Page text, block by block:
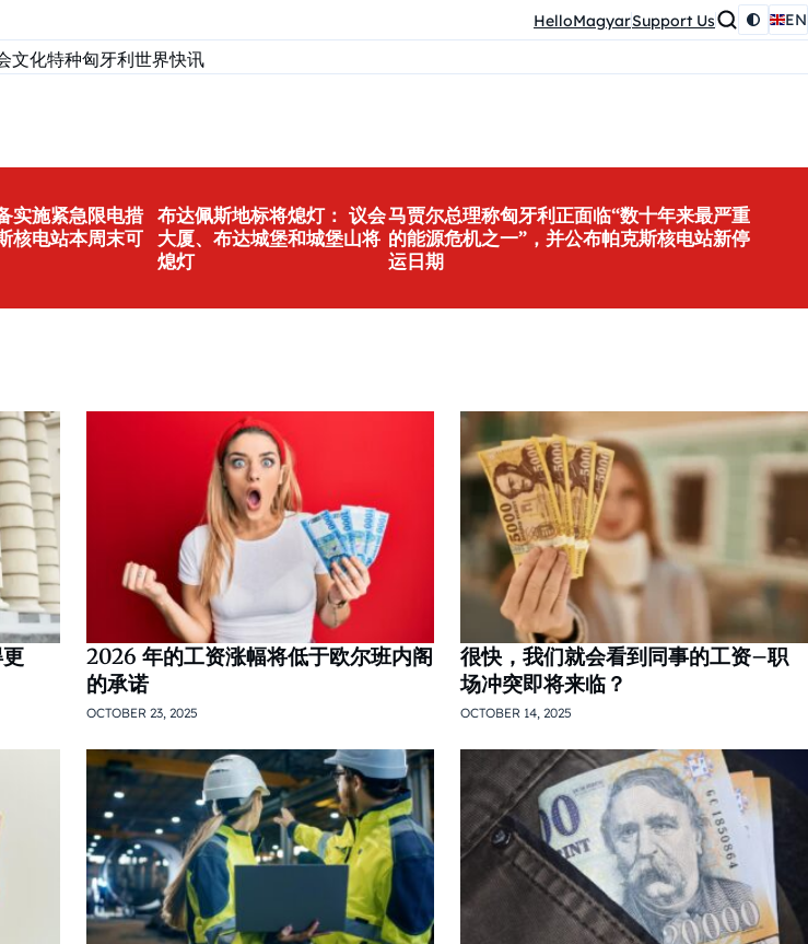
HelloMagyarSupport Us EN
文化特种匈牙利世界快讯
实施紧急限电措
核电站本周末可
布达佩斯地标将熄灯： 议会
大厦、布达城堡和城堡山将
熄灯
马贾尔总理称匈牙利正面临“数十年来最严重
的能源危机之一”，并公布帕克斯核电站新停
运日期
2026 年的工资涨幅将低于欧尔班内阁
的承诺
OCTOBER 23, 2025
很快，我们就会看到同事的工资–职
场冲突即将来临？
OCTOBER 14, 2025